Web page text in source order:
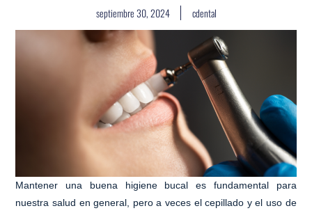
septiembre 30, 2024 cdental
Mantener una buena higiene bucal es fundamental para
nuestra salud en general, pero a veces el cepillado y el uso de